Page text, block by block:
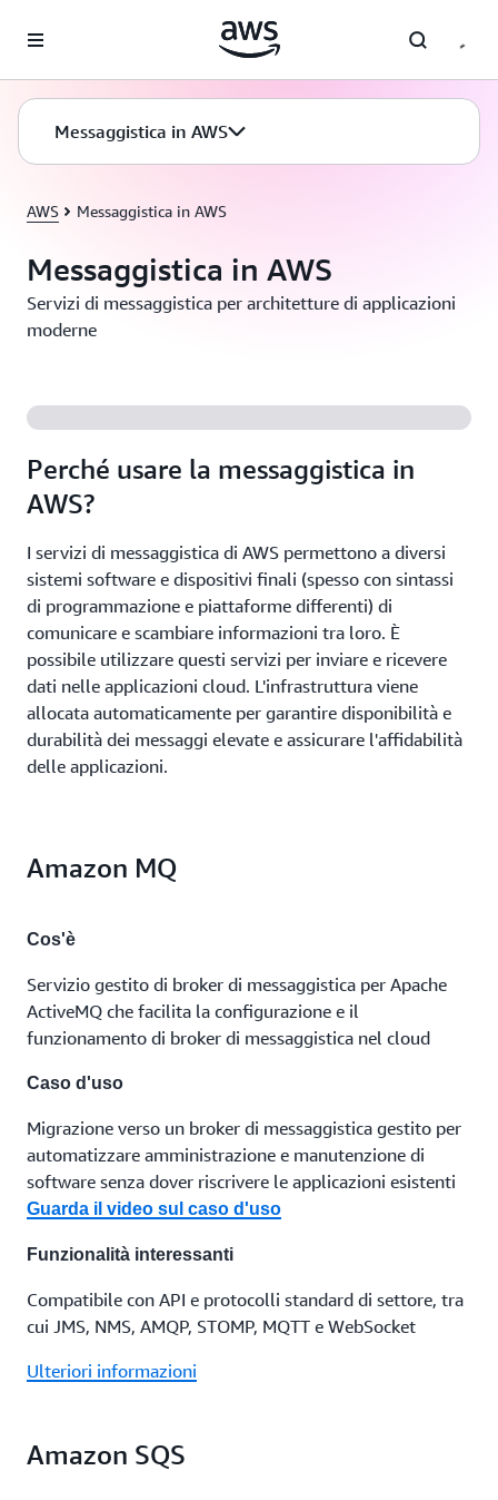
Messaggistica in AWS
AWS Messaggistica in AWS
Messaggistica in AWS
Servizi di messaggistica per architetture di applicazioni
moderne
Perché usare la messaggistica in
AWS?
I servizi di messaggistica di AWS permettono a diversi
sistemi software e dispositivi finali (spesso con sintassi
di programmazione e piattaforme differenti) di
comunicare e scambiare informazioni tra loro. È
possibile utilizzare questi servizi per inviare e ricevere
dati nelle applicazioni cloud. L'infrastruttura viene
allocata automaticamente per garantire disponibilità e
durabilità dei messaggi elevate e assicurare l'affidabilità
delle applicazioni.
Amazon MQ
Cos'è
Servizio gestito di broker di messaggistica per Apache
ActiveMQ che facilita la configurazione e il
funzionamento di broker di messaggistica nel cloud
Caso d'uso
Migrazione verso un broker di messaggistica gestito per
automatizzare amministrazione e manutenzione di
software senza dover riscrivere le applicazioni esistenti
Guarda il video sul caso d'uso
Funzionalità interessanti
Compatibile con API e protocolli standard di settore, tra
cui JMS, NMS, AMQP, STOMP, MQTT e WebSocket
Ulteriori informazioni
Amazon SQS